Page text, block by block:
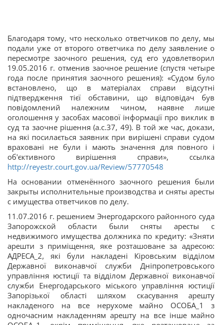
Благодаря тому, что несколько ответчиков по делу, мы
подали уже от второго ответчика по делу заявление о
пересмотре заочного решения, суд его удовлетворил
19.05.2016 г. отменив заочное решение (спустя четыре
года после принятия заочного решения): «Судом було
встановлено, що в матеріалах справи відсутні
підтвердження тієї обставини, що відповідач був
повідомлений належним чином, наявне лише
оголошення у засобах масової інформації про виклик в
суд та заочне рішення (а.с.37, 49). В той же час, докази,
на які посилається заявник при вирішені справи судом
враховані не були і мають значення для повного і
об'єктивного вирішення справи», ссылка
http://reyestr.court.gov.ua/Review/57770548
На основании отменённого заочного решения были
закрыты исполнительные производства и сняты аресты
с имущества ответчиков по делу.
11.07.2016 г. решением Энергодарского районного суда
Запорожской области были сняты аресты с
недвижимого имущества должника по кредиту: «Зняти
арешти з приміщення, яке розташоване за адресою:
АДРЕСА_2, які були накладені Кіровським відділом
Державної виконавчої служби Дніпропетровського
управління юстиції та відділом Державної виконавчої
служби Енергодарського міського управління юстиції
Запорізької області шляхом скасування арешту
накладеного на все нерухоме майно ОСОБА_1 з
одночасним накладенням арешту на все інше майно